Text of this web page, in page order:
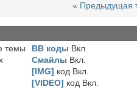
« Предыдущая
темы
BB коды Вкл.
Смайлы Вкл.
[IMG] код Вкл.
[VIDEO] код Вкл.